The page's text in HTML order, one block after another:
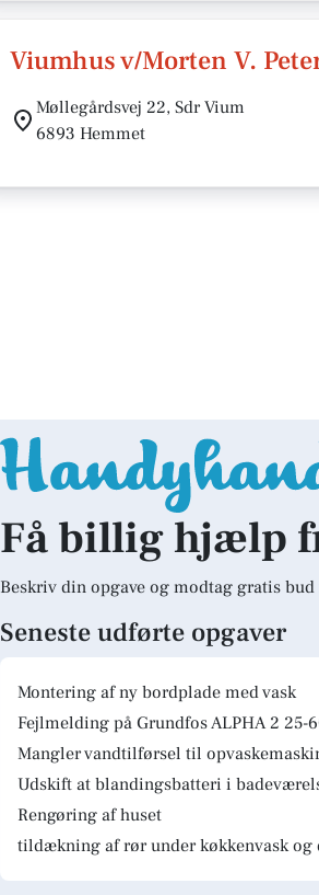
Viumhus v/Morten V.
Møllegårdsvej 22, Sdr Vium
6893 Hemmet
Få billig hjælp
Beskriv din opgave og modtag gratis
Seneste udførte opgaver
Montering af ny bordplade med vask
Fejlmelding på Grundfos ALPHA 2 25-
Mangler vandtilførsel til
Udskift at blandingsbatteri i
Rengøring af huset
tildækning af rør under køkkenvask